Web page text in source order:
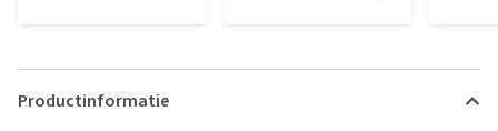
Productinformatie